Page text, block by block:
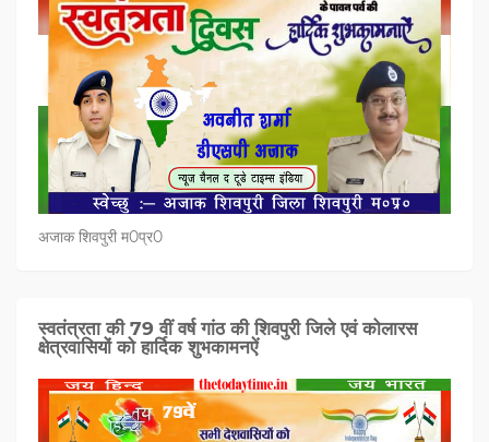
अजाक शिवपुरी म0प्र0
स्वतंत्रता की 79 वीं वर्ष गांठ की शिवपुरी जिले एवं कोलारस
क्षेत्रवासियों को हार्दिक शुभकामनऐं